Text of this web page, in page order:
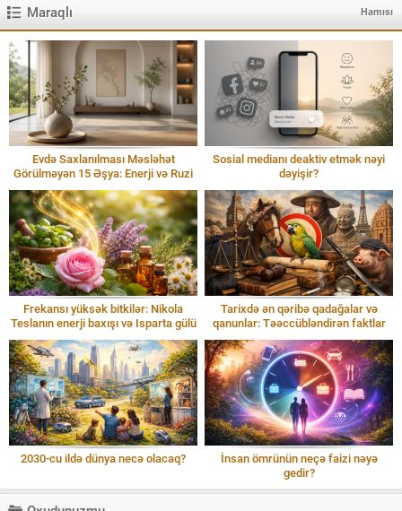
Maraqlı Hamısı
Evdə Saxlanılması Məsləhət
Görülməyən 15 Əşya: Enerji və Ruzi
Sosial medianı deaktiv etmək nəyi
dəyişir?
Frekansı yüksək bitkilər: Nikola
Teslanın enerji baxışı və Isparta gülü
Tarixdə ən qəribə qadağalar və
qanunlar: Təəccübləndirən faktlar
2030-cu ildə dünya necə olacaq?
İnsan ömrünün neçə faizi nəyə
gedir?